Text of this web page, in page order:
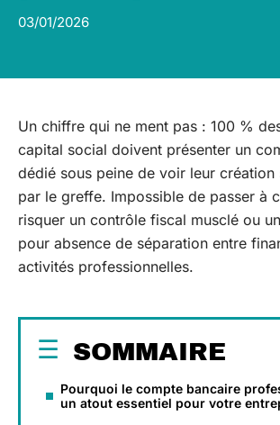
03/01/2026
Un chiffre qui ne ment pas : 100 %
capital social doivent présenter un
dédié sous peine de voir leur création
par le greffe. Impossible de passer à
risquer un contrôle fiscal musclé ou
pour absence de séparation entre
activités professionnelles.
SOMMAIRE
Pourquoi le compte bancaire
un atout essentiel pour votre